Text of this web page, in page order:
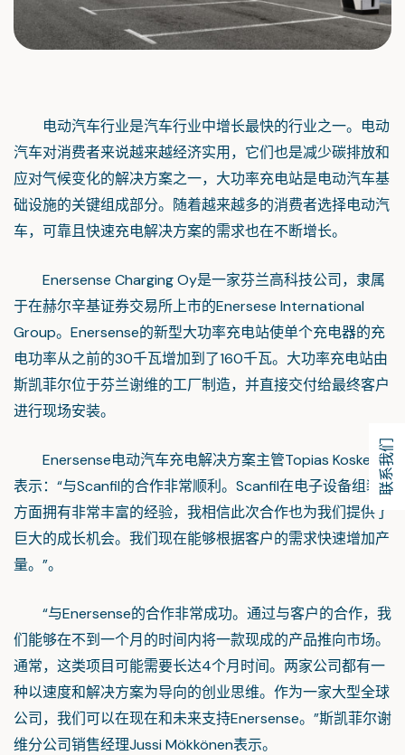
联系我们
电动汽车行业是汽车行业中增长最快的行业之一。电动
汽车对消费者来说越来越经济实用，它们也是减少碳排放和
应对气候变化的解决方案之一，大功率充电站是电动汽车基
础设施的关键组成部分。随着越来越多的消费者选择电动汽
车，可靠且快速充电解决方案的需求也在不断增长。
Enersense Charging Oy是一家芬兰高科技公司，隶属
于在赫尔辛基证券交易所上市的Enersese International
Group。Enersense的新型大功率充电站使单个充电器的充
电功率从之前的30千瓦增加到了160千瓦。大功率充电站由
斯凯菲尔位于芬兰谢维的工厂制造，并直接交付给最终客户
进行现场安装。
Enersense电动汽车充电解决方案主管Topias Koskela
表示：“与Scanfil的合作非常顺利。Scanfil在电子设备组装
方面拥有非常丰富的经验，我相信此次合作也为我们提供了
巨大的成长机会。我们现在能够根据客户的需求快速增加产
量。”。
“与Enersense的合作非常成功。通过与客户的合作，我
们能够在不到一个月的时间内将一款现成的产品推向市场。
通常，这类项目可能需要长达4个月时间。两家公司都有一
种以速度和解决方案为导向的创业思维。作为一家大型全球
公司，我们可以在现在和未来支持Enersense。”斯凯菲尔谢
维分公司销售经理Jussi Mökkönen表示。